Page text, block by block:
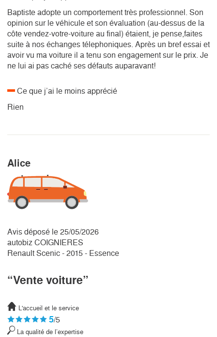
Baptiste adopte un comportement très professionnel. Son
opinion sur le véhicule et son évaluation (au-dessus de la
côte vendez-votre-voiture au final) étaient, je pense,faites
suite à nos échanges télephoniques. Après un bref essai et
avoir vu ma voiture il a tenu son engagement sur le prix. Je
ne lui ai pas caché ses défauts auparavant!
Ce que j’ai le moins apprécié
Rien
Alice
Avis déposé le 25/05/2026
autobiz COIGNIERES
Renault Scenic - 2015 - Essence
“Vente voiture”
L'accueil et le service
5/5
La qualité de l’expertise